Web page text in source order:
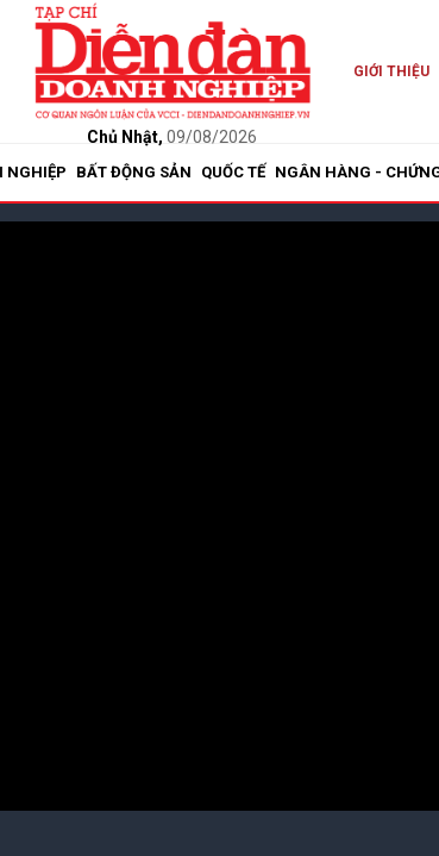
Chủ Nhật, 09/08/2026
GIỚI THIỆU
NGHIỆP BẤT ĐỘNG SẢN QUỐC TẾ NGÂN HÀNG -